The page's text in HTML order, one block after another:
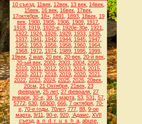
10 съезд 11век 12век 13 век 14век
15век 16 век 16век 17век
17октября, 18+, 1891 1893, 18век, 19
век 1900 1905 1906 1909 1917
1918, 1919, 1920-е, 1920е-30е, 1921
1922, 1924, 1926, 1929, 1933, 1935,
1937, 1941 1942, 1944, 1945, 1947,
1952, 1953, 1956, 1958, 1960, 1964,
1968, 1972, 1974, 1989, 1995, 1999,
19век 2 мая 20 век 20-век 20-й век
20-ый век, 2002, 2003, 2004, 2006,
2010 2011 2012 2013 2014 2015
2016, 2017, 2018, 2019, 2020, 2021
2022 2023 2024 2025 2026 20век
20см 21 Октября, 21век, 23
февраля 25 лет, 27 февраля 27
января, 30-е, 3d, 5 марта, 53, 531 57,
5772, 630, 66300, 666, 7 октября, 70-
е, 70-е годы, 70лет, 777, 88, 9-ое
марта, 9/11 90-е, 920, :Адамс XVII
съезд, a_n_d_r_u_s_h_a, abuse,